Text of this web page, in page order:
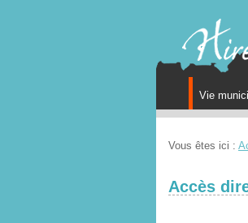
Vie
Vous êtes ici :
Accès